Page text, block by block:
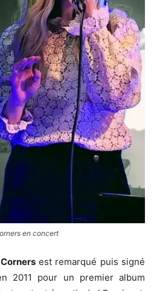
en concert
est remarqué puis signé
2011 pour un premier album